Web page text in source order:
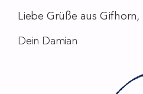
Liebe Grüße aus Gifhorn,
Dein Damian